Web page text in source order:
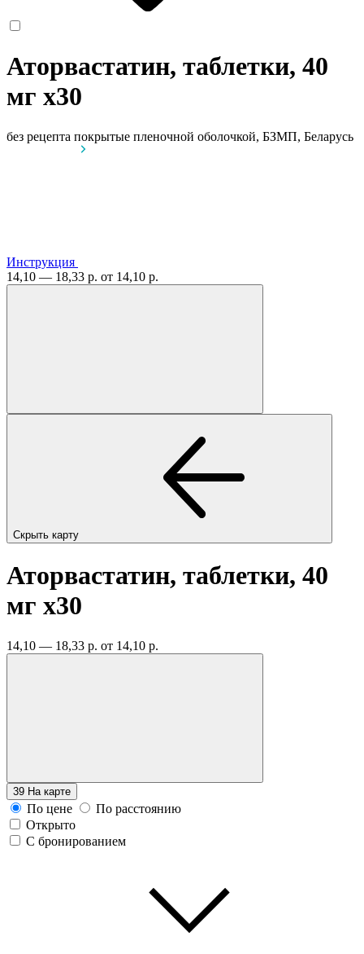
Аторвастатин, таблетки, 40
мг x30
без рецепта покрытые пленочной оболочкой, БЗМП, Беларусь
Инструкция
14,10 — 18,33 р. от 14,10 р.
Скрыть карту
Аторвастатин, таблетки, 40
мг x30
14,10 — 18,33 р. от 14,10 р.
39 На карте
По цене
По расстоянию
Открыто
С бронированием